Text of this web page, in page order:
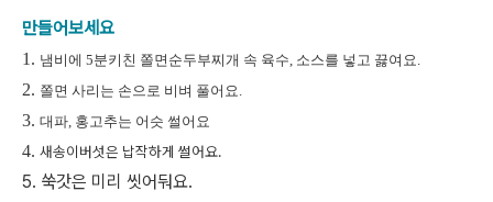
만들어보세요
1. 냄비에 5분키친 쫄면순두부찌개 속 육수, 소스를 넣고 끓여요.
2. 쫄면 사리는 손으로 비벼 풀어요.
3. 대파, 홍고추는 어슷 썰어요
4. 새송이버섯은 납작하게 썰어요.
5. 쑥갓은 미리 씻어둬요.